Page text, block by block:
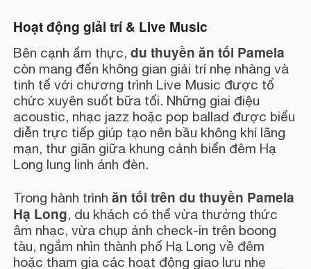
Hoạt động giải trí & Live Music
Bên cạnh ẩm thực,du thuyền ăn tối Pamela
còn mang đến không gian giải trí nhẹ nhàng và
tinh tế với chương trình Live Music được tổ
chức xuyên suốt bữa tối. Những giai điệu
acoustic, nhạc jazz hoặc pop ballad được biểu
diễn trực tiếp giúp tạo nên bầu không khí lãng
mạn, thư giãn giữa khung cảnh biển đêm Hạ
Long lung linh ánh đèn.
Trong hành trìnhăn tối trên du thuyền Pamela
Hạ Long, du khách có thể vừa thưởng thức
âm nhạc, vừa chụp ảnh check-in trên boong
tàu, ngắm nhìn thành phố Hạ Long về đêm
hoặc tham gia các hoạt động giao lưu nhẹ